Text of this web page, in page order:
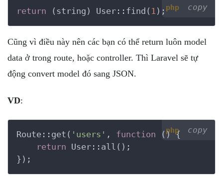
php copy
return (string) User::find( 1 );
Cũng vì điều này nên các bạn có thể return luôn model
data ở trong route, hoặc controller. Thì Laravel sẽ tự
động convert model đó sang JSON.
VD:
php copy
Route::get( 'users' , function () {
return User::all();
});